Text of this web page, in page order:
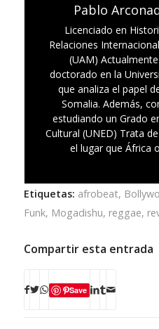
Pablo
Licenciado en
Relaciones
(UAM)
doctorado en la
que analiza el papel
Somalia. Además,
estudiando un Grado
Cultural (UNED) Trata
el lugar que África
Etiquetas: afrobeat,
Funk, Mogadishu, reggae,
Compartir esta entrada
Save